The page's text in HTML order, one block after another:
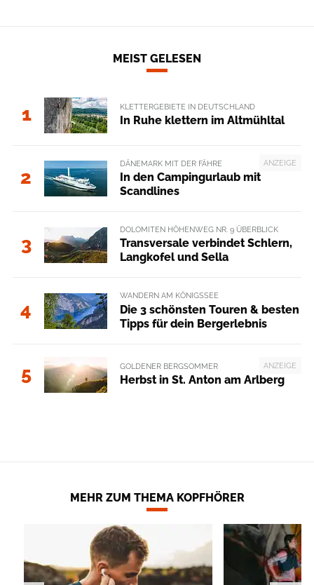
MEIST GELESEN
1 KLETTERGEBIETE IN DEUTSCHLAND
In Ruhe klettern im Altmühltal
2
ANZEIGE
DÄNEMARK MIT DER FÄHRE
In den Campingurlaub mit
Scandlines
3
DOLOMITEN HÖHENWEG NR. 9 ÜBERBLICK
Transversale verbindet Schlern,
Langkofel und Sella
4
WANDERN AM KÖNIGSSEE
Die 3 schönsten Touren & besten
Tipps für dein Bergerlebnis
5 ANZEIGE
GOLDENER BERGSOMMER
Herbst in St. Anton am Arlberg
MEHR ZUM THEMA KOPFHÖRER